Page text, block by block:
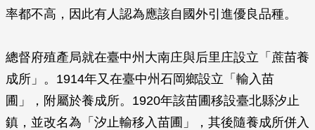
率都不高，因此有人認為應該自國外引進優良品種。
總督府殖產局就在臺中州大南庄與后里庄設立「蔗苗養
成所」。1914年又在臺中州石岡鄉設立「輸入苗
圃」，附屬於養成所。1920年該苗圃移設臺北縣汐止
鎮，並改名為「汐止輸移入苗圃」，其後隨養成所併入